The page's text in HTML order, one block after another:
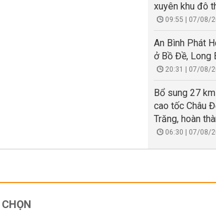
xuyên khu đô
09:55 | 07/08/
An Bình Phát
ở Bồ Đề, Long
20:31 | 07/08/
Bổ sung 27
cao tốc Châu
Trăng, hoàn
06:30 | 07/08/
CHỌN